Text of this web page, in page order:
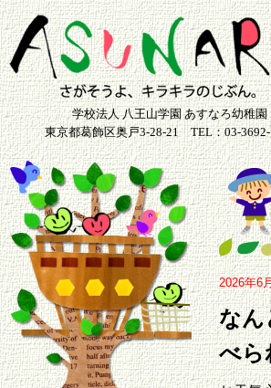
学校法人 八王山学園 あすなろ幼稚園
東京都葛飾区奥戸3-28-21 TEL：03-3692-
2026年6
なん
べら